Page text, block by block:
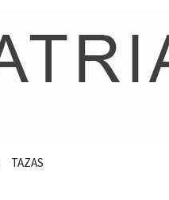
TAZAS